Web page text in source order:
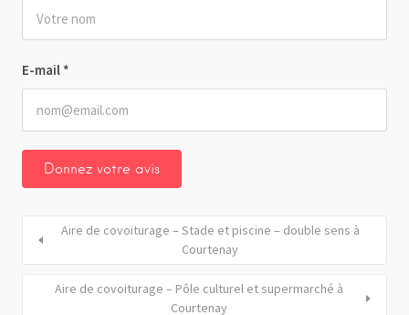
E-mail *
Aire de covoiturage – Stade et piscine – double sens à
Courtenay
Aire de covoiturage – Pôle culturel et supermarché à
Courtenay